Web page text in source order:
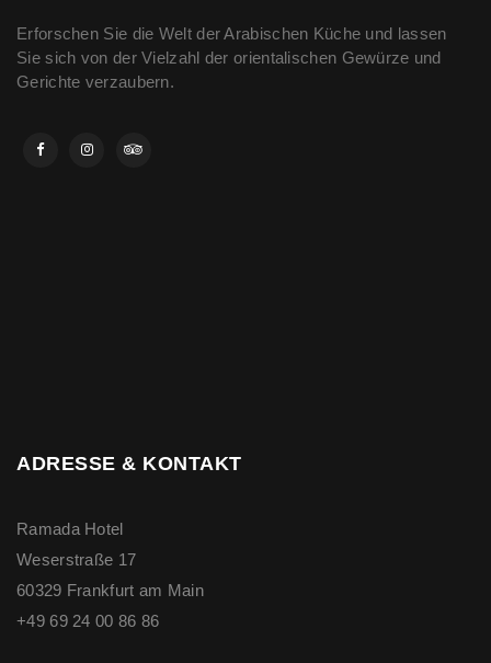
Erforschen Sie die Welt der Arabischen Küche und lassen
Sie sich von der Vielzahl der orientalischen Gewürze und
Gerichte verzaubern.
ADRESSE & KONTAKT
Ramada Hotel
Weserstraße 17
60329 Frankfurt am Main
+49 69 24 00 86 86